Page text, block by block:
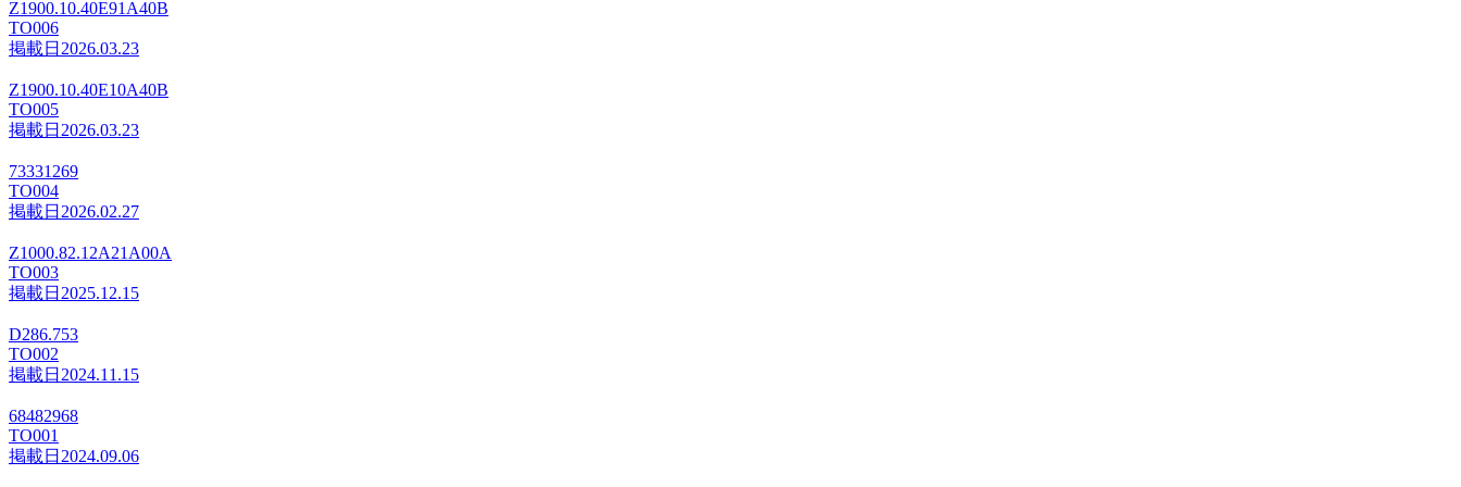
Z1900.10.40E91A40B
TO006
掲載日 2026.03.23
Z1900.10.40E10A40B
TO005
掲載日 2026.03.23
73331269
TO004
掲載日 2026.02.27
Z1000.82.12A21A00A
TO003
掲載日 2025.12.15
D286.753
TO002
掲載日 2024.11.15
68482968
TO001
掲載日 2024.09.06